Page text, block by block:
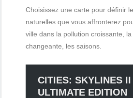
Choisissez une carte pour définir
naturelles que vous affronterez
ville dans la pollution croissante, la
changeante, les saisons.
CITIES: SKYLINES II
ULTIMATE EDITION